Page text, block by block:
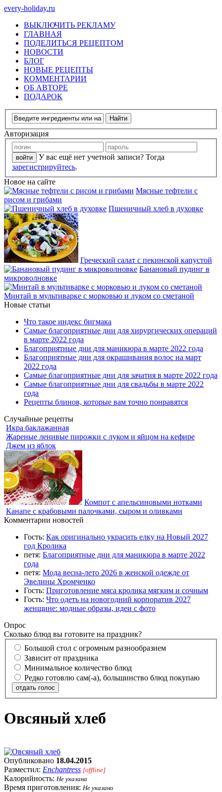
every-holiday.ru
ВЫКЛЮЧИТЬ РЕКЛАМУ
ГЛАВНАЯ
ПОДЕЛИТЬСЯ РЕЦЕПТОМ
НОВОСТИ
БЛОГ
НОВЫЕ РЕЦЕПТЫ
КОММЕНТАРИИ
ОБ АВТОРЕ
ПОДАРОК
Авторизация
У вас ещё нет учетной записи? Тогда
зарегистрируйтесь.
Новое на сайте
Мясные тефтели с
рисом и грибами
Пшеничный хлеб в духовке
Греческий салат с пекинской капустой
Банановый пудинг в
микроволновке
Минтай в мультиварке с морковью и луком со сметаной
Новые статьи
Что такое индекс бигмака
Самые благоприятные дни для хирургических операций
в марте 2022 года
Благоприятные дни для маникюра в марте 2022 года
Благоприятные дни для окрашивания волос на март
2022 года
Самые благоприятные дни для зачатия в марте 2022 года
Самые благоприятные дни для свадьбы в марте 2022
года
Рецепты блинов, которые вам точно понравятся
Случайные рецепты
Икра баклажанная
Жареные ленивые пирожки с луком и яйцом на кефире
Джем из яблок
Компот с апельсиновыми нотками
Канапе с крабовыми палочками, сыром и оливками
Комментарии новостей
Гость: Как оригинально украсить елку на Новый 2027
год Кролика
петя: Благоприятные дни для маникюра в марте 2022
года
петя: Мода весна-лето 2026 в женской одежде от
Эвелины Хромченко
Гость: Приготовление мяса кролика мягким и сочным
Гость: Что одеть на новогодний корпоратив 2027
женщине: модные образы, идеи с фото
Опрос
Сколько блюд вы готовите на праздник?
Большой стол с огромным разнообразием
Зависит от праздника
Минимальное количество блюд
Редко готовлю сам(-а), большинство блюд покупаю
отдать голос
Овсяный хлеб
Опубликовано 18.04.2015
Разместил: Enchantress [offline]
Калорийность: Не указана
Время приготовления: Не указано